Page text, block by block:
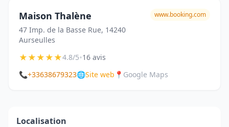
Maison Thalène
47 Imp. de la Basse Rue, 14240
Aurseulles
www.booking.com
★★★★★4.8/5•16 avis
📞+33638679323🌐Site web 📍 Google Maps
Localisation